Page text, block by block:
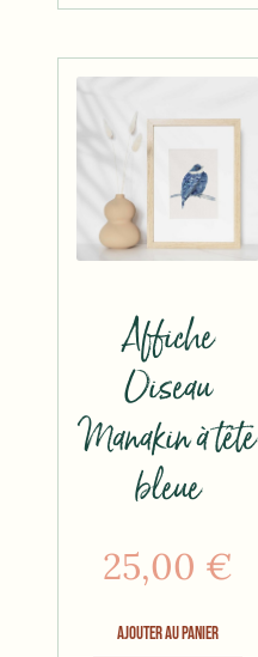
Affiche
Oiseau
Manakin à tête
bleue
25,00 €
Ajouter au panier